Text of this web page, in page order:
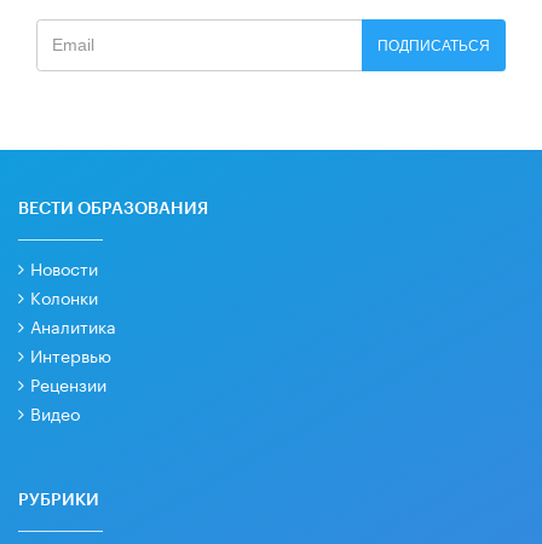
ПОДПИСАТЬСЯ
ВЕСТИ ОБРАЗОВАНИЯ
Новости
Колонки
Аналитика
Интервью
Рецензии
Видео
РУБРИКИ